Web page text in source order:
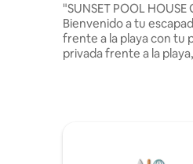
Glenelg - Piscina
"SUNSET POOL HOUSE
Bienvenido a tu
frente a la playa con tu
privada frente a la
increíblemente raro!
casa de 3 dormitorios
playa - Terraza de